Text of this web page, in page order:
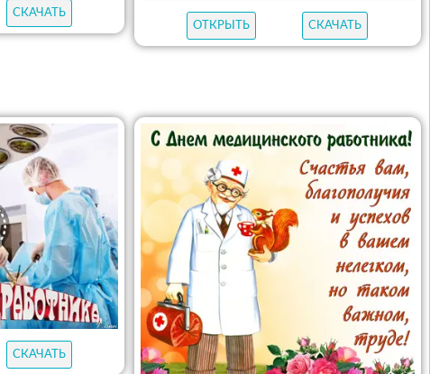
СКАЧАТЬ
ОТКРЫТЬ
СКАЧАТЬ
СКАЧАТЬ